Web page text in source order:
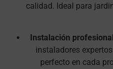
calidad. Ideal para
Instalación profesional
instaladores
perfecto en cada